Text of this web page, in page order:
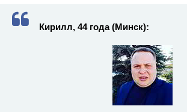
Кирилл, 44 года (Минск):